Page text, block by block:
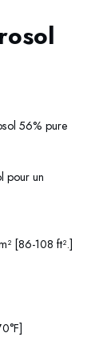
56% pure
pour un
[86-108 ft².]